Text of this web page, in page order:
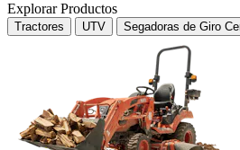
Explorar Productos
Tractores UTV Segadoras de Giro